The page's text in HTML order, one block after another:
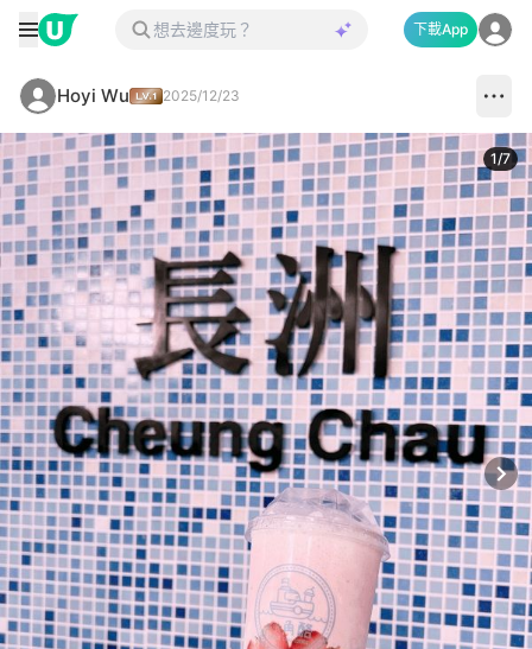
下載App
Hoyi Wu 2025/12/23
1/7